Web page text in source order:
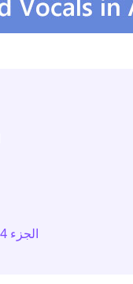
الجزء 4. الأسئلة الشائعة حول تسجيل الغناء في ابلتون